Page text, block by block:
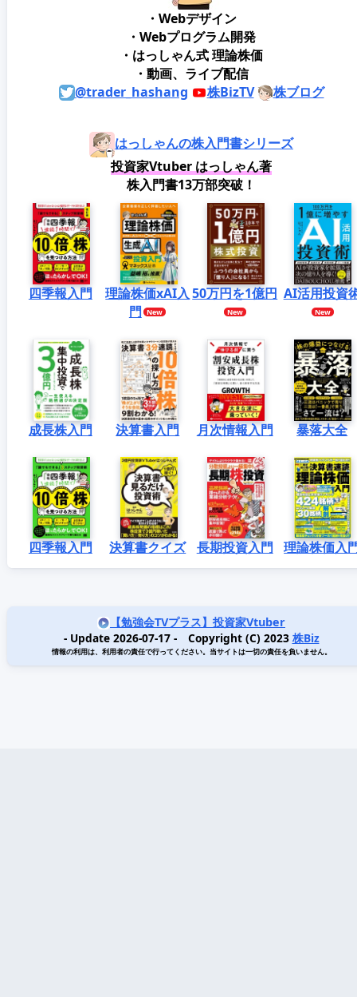
・Webデザイン
・Webプログラム開発
・はっしゃん式 理論株価
・動画、ライブ配信
@trader_hashang
株BizTV 株ブログ
はっしゃんの株入門書シリーズ
投資家Vtuber はっしゃん著
株入門書13万部突破！
四季報入門
理論株価xAI入
門
50万円を1億円 AI活用投資
成長株入門 決算書入門 月次情報入門 暴落大全
四季報入門 決算書クイズ 長期投資入門 理論株価入
【勉強会TVプラス】投資家Vtuber
- Update 2026-07-17 - Copyright (C) 2023 株Biz
情報の利用は、利用者の責任で行ってください。当サイトは一切の責任を負いません。